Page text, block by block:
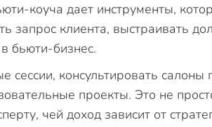
коуча дает инструменты,
запрос клиента, выстраивать
бьюти-бизнес.
сессии, консультировать салоны
проекты. Это не
чей доход зависит от